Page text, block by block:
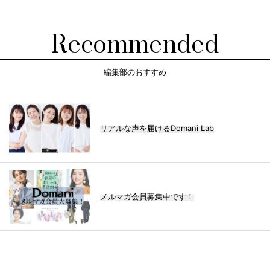
Recommended
編集部のおすすめ
リアルな声を届けるDomani Lab
メルマガ会員募集中です！